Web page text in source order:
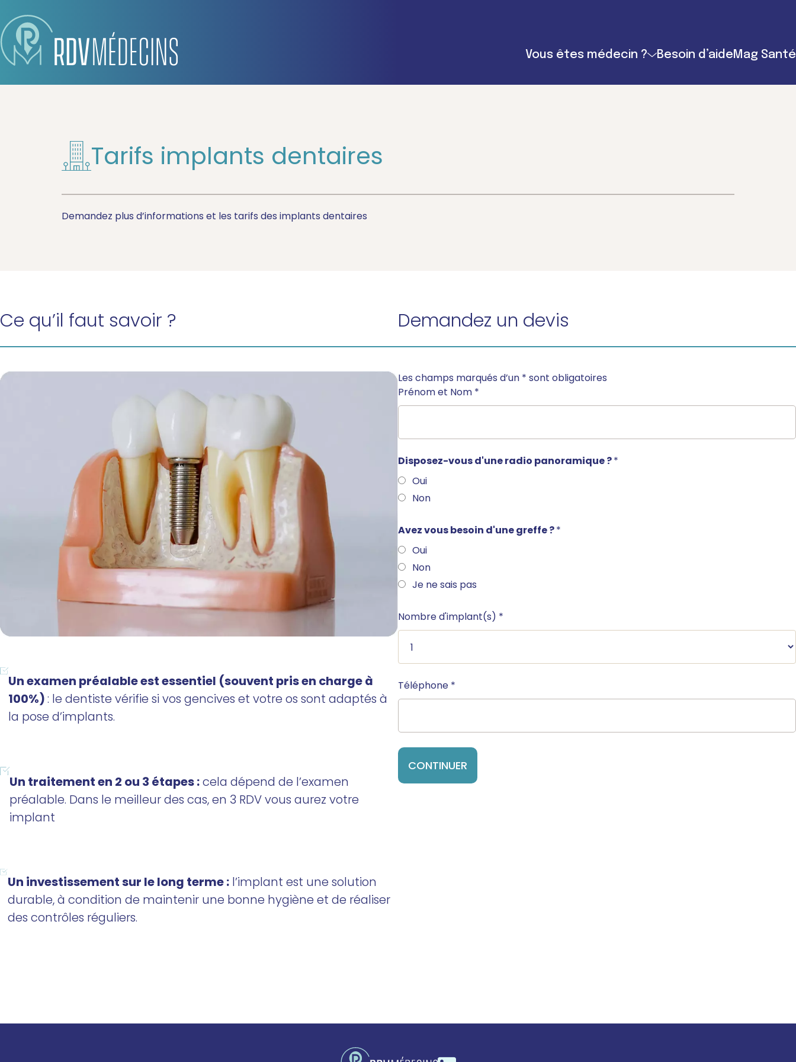
Vous êtes médecin ? Besoin d’aideMag Santé
Tarifs implants dentaires
Demandez plus d’informations et les tarifs des implants dentaires
Ce qu’il faut savoir ?
Un examen préalable est essentiel (souvent pris en charge à
100%): le dentiste vérifie si vos gencives et votre os sont adaptés à
la pose d’implants.
Un traitement en 2 ou 3 étapes :cela dépend de l’examen
préalable. Dans le meilleur des cas, en 3 RDV vous aurez votre
implant
Un investissement sur le long terme : l’implant est une solution
durable, à condition de maintenir une bonne hygiène et de réaliser
des contrôles réguliers.
Demandez un devis
Les champs marqués d’un * sont obligatoires
Prénom et Nom *
Disposez-vous d'une radio panoramique ?*
Oui
Non
Avez vous besoin d'une greffe ?*
Oui
Non
Je ne sais pas
Nombre d'implant(s) *
Téléphone *